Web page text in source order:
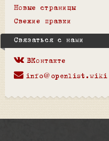
Новые страницы
Свежие правки
Связаться с нами
ВКонтакте
info@openlist.wiki